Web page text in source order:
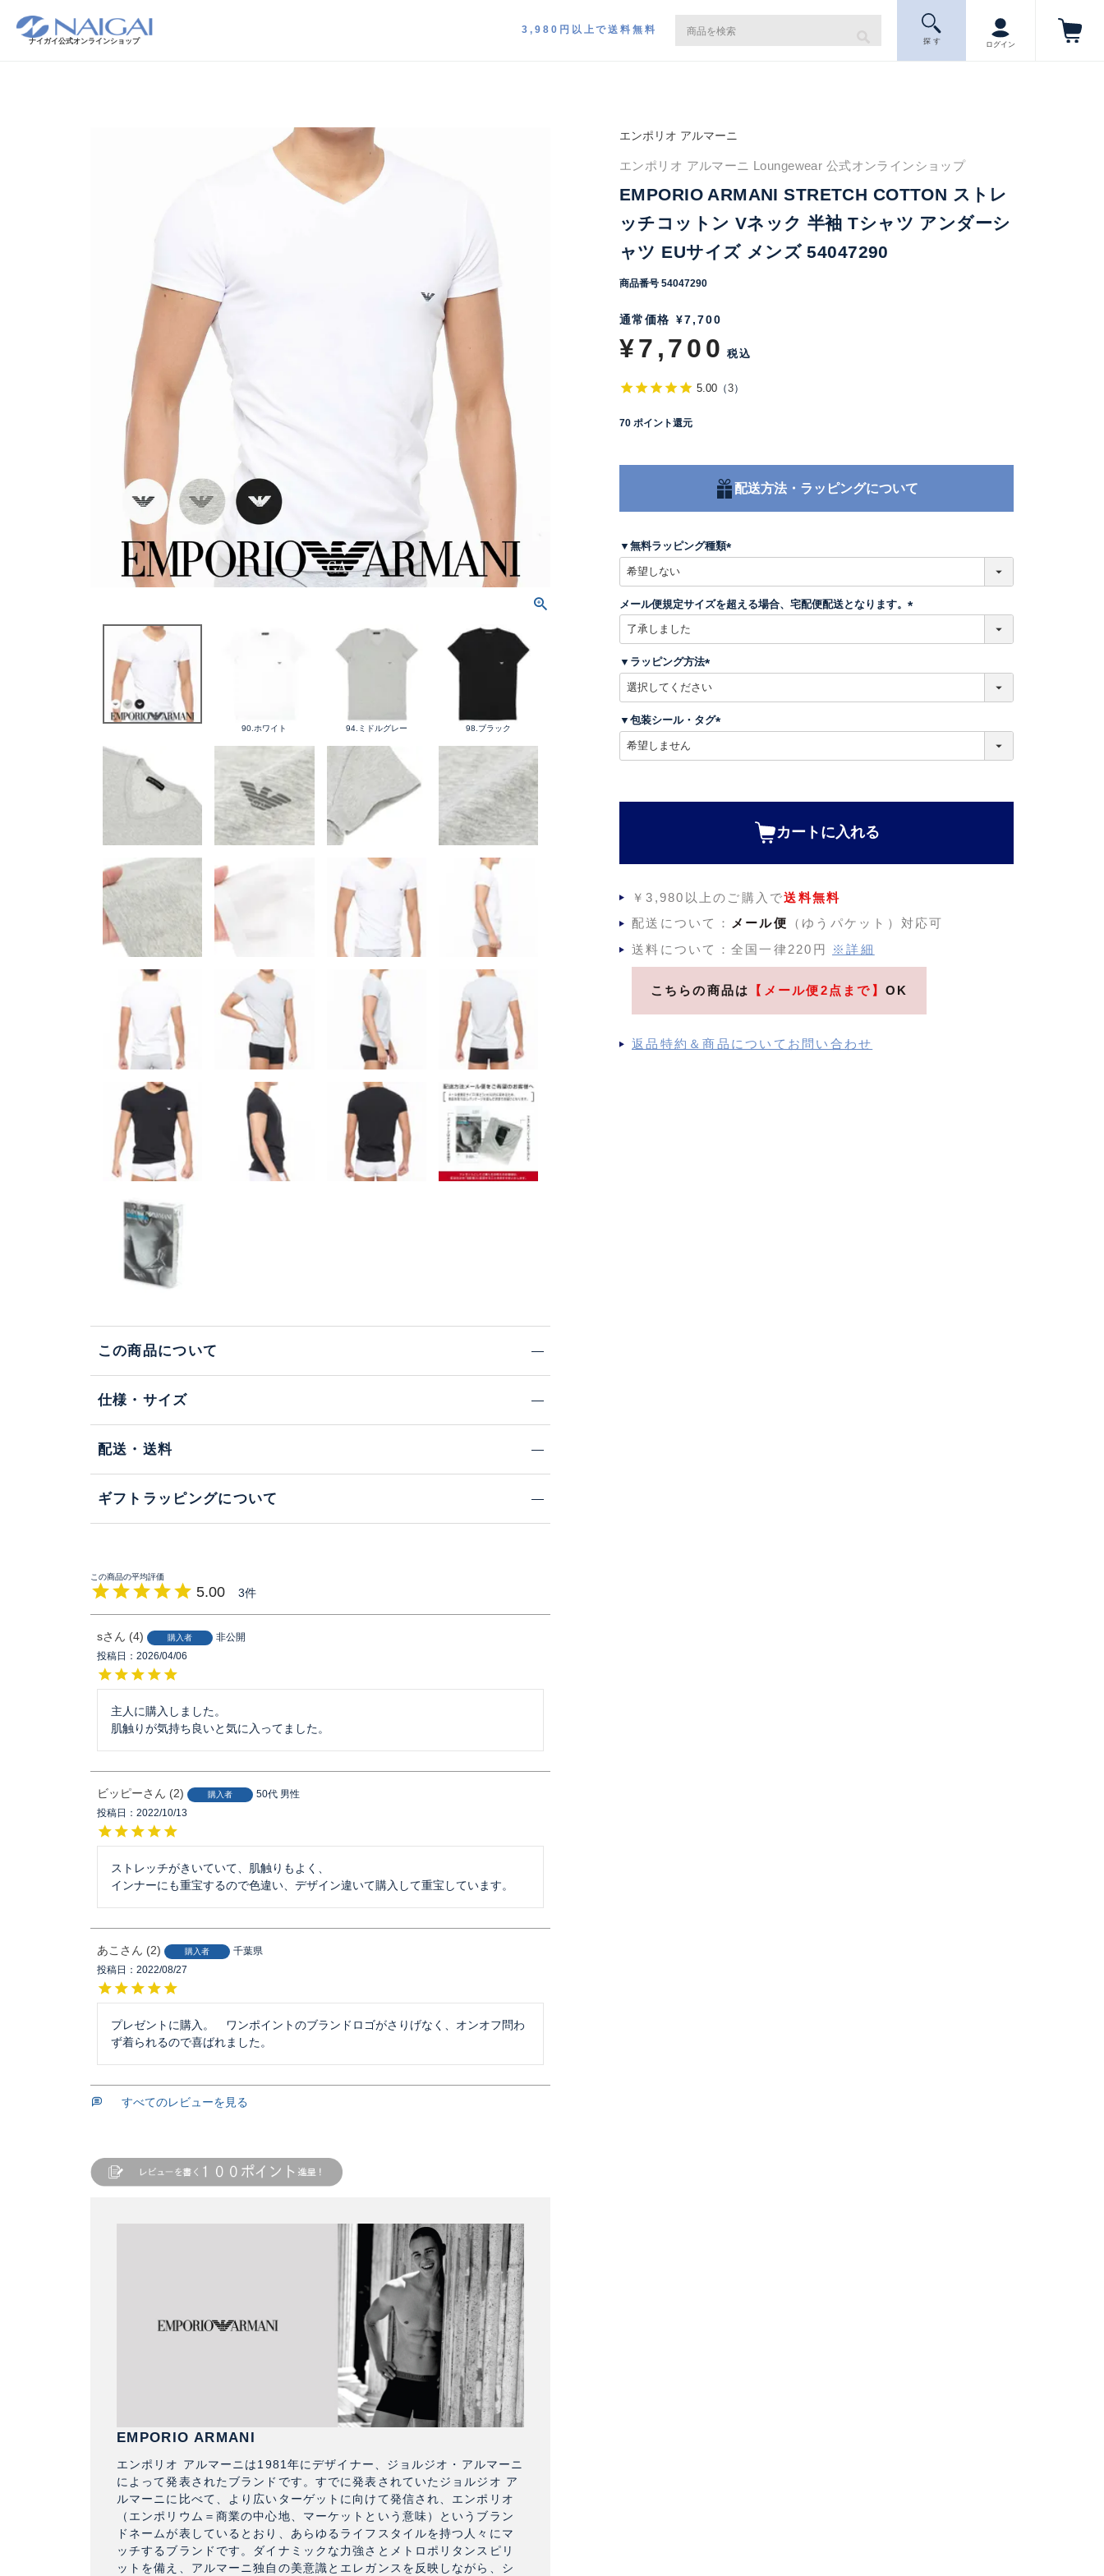
ナイガイ公式オンラインショップ
3,980円以上で送料無料
探 す ログイン
90.ホワイト 94.ミドルグレー 98.ブラック
この商品について
仕様・サイズ
配送・送料
ギフトラッピングについて
5.00 3
s 4 購入者
非公開
投稿日
2026/04/06
主人に購入しました。
肌触りが気持ち良いと気に入ってました。
ビッピー 2 購入者 50代 男性
投稿日
2022/10/13
ストレッチがきいていて、肌触りもよく、
インナーにも重宝するので色違い、デザイン違いて購入して重宝しています。
あこ 2 購入者
千葉県
投稿日
2022/08/27
プレゼントに購入。　ワンポイントのブランドロゴがさりげなく、オンオフ問わ
ず着られるので喜ばれました。
すべてのレビューを見る
EMPORIO ARMANI
エンポリオ アルマーニは1981年にデザイナー、ジョルジオ・アルマーニ
によって発表されたブランドです。すでに発表されていたジョルジオ ア
ルマーニに比べて、より広いターゲットに向けて発信され、エンポリオ
（エンポリウム＝商業の中心地、マーケットという意味）というブラン
ドネームが表しているとおり、あらゆるライフスタイルを持つ人々にマ
ッチするブランドです。ダイナミックな力強さとメトロポリタンスピリ
ットを備え、アルマーニ独自の美意識とエレガンスを反映しながら、シ
エンポリオ アルマーニ
エンポリオ アルマーニ Loungewear 公式オンラインショップ
EMPORIO ARMANI STRETCH COTTON ストレ
ッチコットン Vネック 半袖 Tシャツ アンダーシ
ャツ EUサイズ メンズ 54047290
商品番号 54047290
通常価格 ¥7,700
¥7,700 税込
5.00 （3）
70 ポイント還元
配送方法・ラッピングについて
▼無料ラッピング種類
須
)
メール便規定サイズを超える場合、宅配便配送となります。
)
▼ラッピング方法
須
)
▼包装シール・タグ
カートに入れる
￥3,980以上のご購入で送料無料
配送について： メール便
（ゆうパケット）対応可
送料について：全国一律220円
※詳細
こちらの商品は 【メール便2点まで】 OK
返品特約＆商品についてお問い合わせ